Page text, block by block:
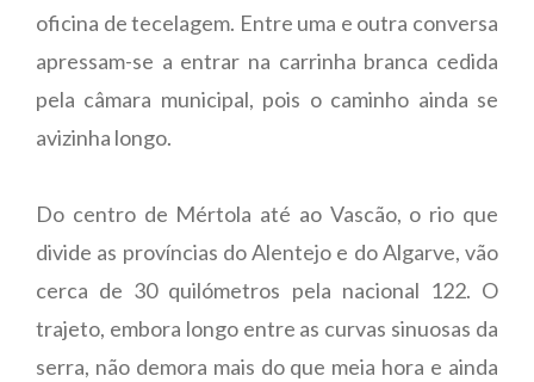
oficina de tecelagem. Entre uma e outra conversa
apressam-se a entrar na carrinha branca cedida
pela câmara municipal, pois o caminho ainda se
avizinha longo.
Do centro de Mértola até ao Vascão, o rio que
divide as províncias do Alentejo e do Algarve, vão
cerca de 30 quilómetros pela nacional 122. O
trajeto, embora longo entre as curvas sinuosas da
serra, não demora mais do que meia hora e ainda